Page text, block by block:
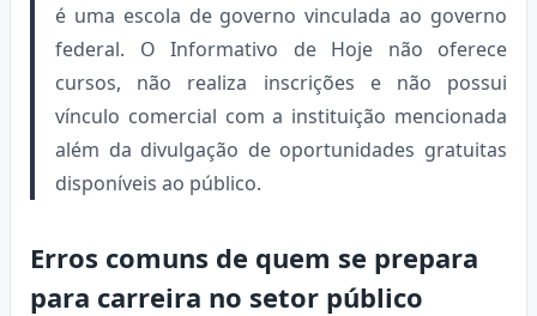
é uma escola de governo vinculada ao governo
federal. O Informativo de Hoje não oferece
cursos, não realiza inscrições e não possui
vínculo comercial com a instituição mencionada
além da divulgação de oportunidades gratuitas
disponíveis ao público.
Erros comuns de quem se prepara
para carreira no setor público